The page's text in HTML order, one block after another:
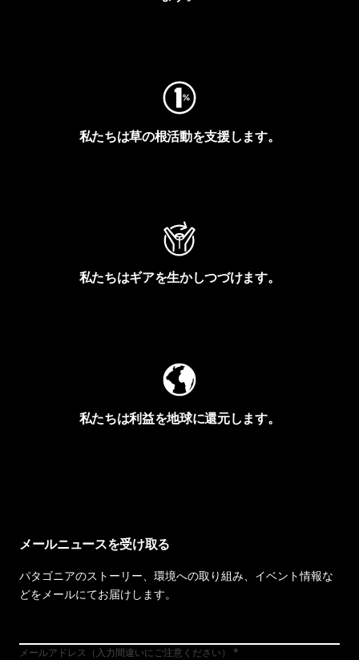
私たちは草の根活動を支援します。
私たちはギアを生かしつづけます。
私たちは利益を地球に還元します。
メールニュースを受け取る
パタゴニアのストーリー、環境への取り組み、イベント情報な
どをメールにてお届けします。
メールアドレス（入力間違いにご注意ください）